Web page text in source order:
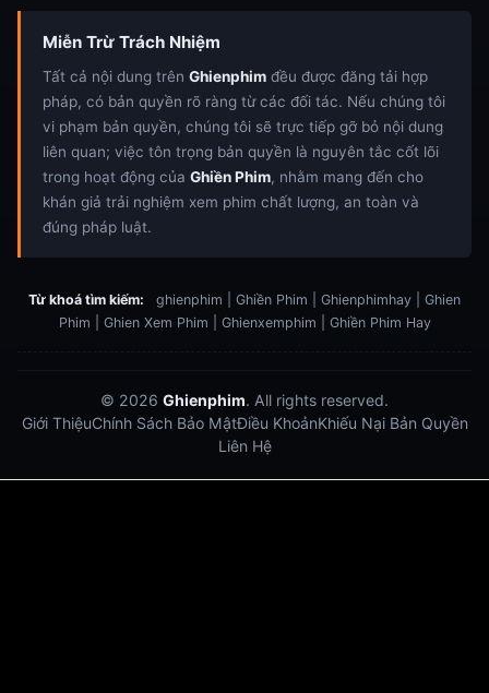
Miễn Trừ Trách Nhiệm
Tất cả nội dung trên Ghienphim đều được đăng tải hợp
pháp, có bản quyền rõ ràng từ các đối tác. Nếu chúng tôi
vi phạm bản quyền, chúng tôi sẽ trực tiếp gỡ bỏ nội dung
liên quan; việc tôn trọng bản quyền là nguyên tắc cốt lõi
trong hoạt động của Ghiền Phim, nhằm mang đến cho
khán giả trải nghiệm xem phim chất lượng, an toàn và
đúng pháp luật.
Từ khoá tìm kiếm:
ghienphim | Ghiền Phim | Ghienphimhay | Ghien
Phim | Ghien Xem Phim | Ghienxemphim | Ghiền Phim Hay
© 2026 Ghienphim. All rights reserved.
Giới ThiệuChính Sách Bảo MậtĐiều KhoảnKhiếu Nại Bản Quyền
Liên Hệ